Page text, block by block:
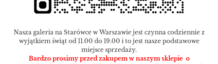
Nasza galeria na Starówce w Warszawie jest czynna codziennie z
wyjątkiem świąt od 11.00 do 19.00 i to jest nasze podstawowe
miejsce sprzedaży.
Bardzo prosimy przed zakupem w naszym sklepie o